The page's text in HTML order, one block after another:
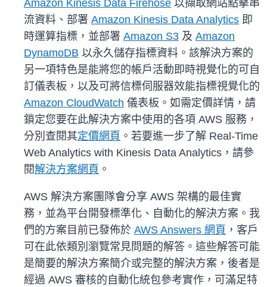
Amazon Kinesis Data Firehose 以擷取網站點擊串
流資料、部署 Amazon Kinesis Data Analytics 即
時運算指標，並部署 Amazon S3 及 Amazon
DynamoDB 以永久儲存指標資料。該解決方案的
另一項特色是能將您的帳戶活動即時視覺化的可自
訂儀表板，以及可將信標伺服器效能指標視覺化的
Amazon CloudWatch 儀表板。如需定價詳情，請
鎖定您要在此解決方案中使用的各項 AWS 服務，
分別查閱其定價網頁 。若要進一步了解 Real-Time
Web Analytics with Kinesis Data Analytics，請參
閱解決方案網頁 。
AWS 解決方案團隊會分享 AWS 架構的最佳實
務，並為平台開發標準化、自動化的解決方案。我
們的方案目前已發佈於 AWS Answers 網頁 ，客戶
可在此依類別瀏覽常見問題的解答。這些解答可能
是簡要的解決方案簡介或完整的解決方案，後者是
經過 AWS 審核的自動化統包參考實作，可滿足特